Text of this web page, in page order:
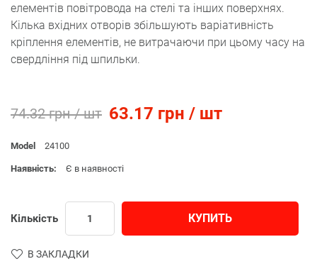
елементів повітровода на стелі та інших поверхнях.
Кілька вхідних отворів збільшують варіативність
кріплення елементів, не витрачаючи при цьому часу на
свердління під шпильки.
63.17 грн / шт
74.32 грн / шт
Model 24100
Наявність: Є в наявності
Кількість КУПИТЬ
В ЗАКЛАДКИ